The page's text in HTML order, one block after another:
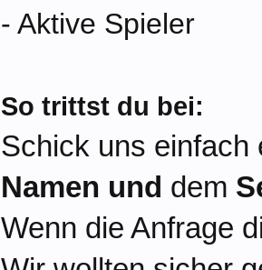
- Aktive Spieler
So trittst du bei:
Schick uns einfach
Namen und dem
Wenn die Anfrage